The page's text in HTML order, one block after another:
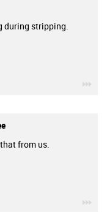
during stripping.
from us.